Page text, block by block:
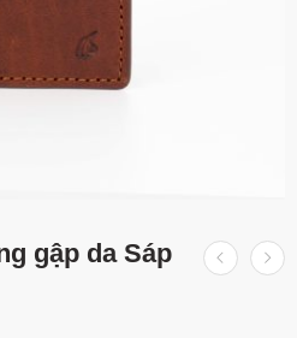
gập da Sáp